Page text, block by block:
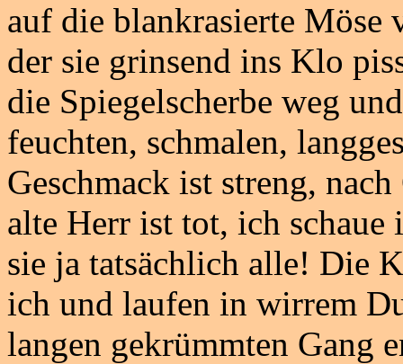
auf die blankrasierte
der sie grinsend ins Klo
die Spiegelscherbe weg
feuchten, schmalen,
Geschmack ist streng,
alte Herr ist tot, ich schaue
sie ja tatsächlich alle! Die
ich und laufen in wirrem
langen gekrümmten Gang